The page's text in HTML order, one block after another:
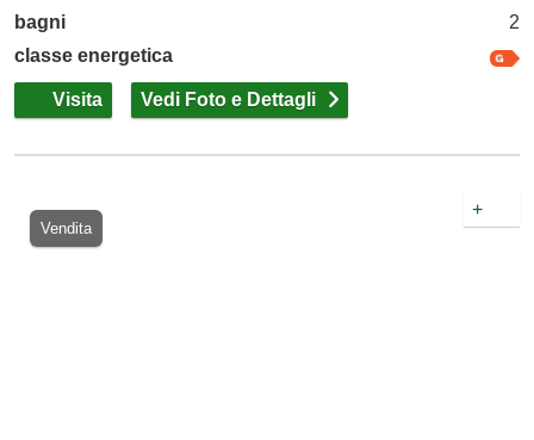
bagni
2
classe energetica
Visita Vedi Foto e Dettagli
Vendita
+